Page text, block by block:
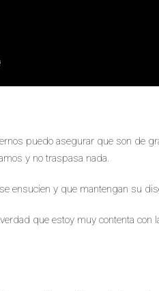
puedo asegurar que son de
y no traspasa nada.
ensucien y que mantengan su
que estoy muy contenta con